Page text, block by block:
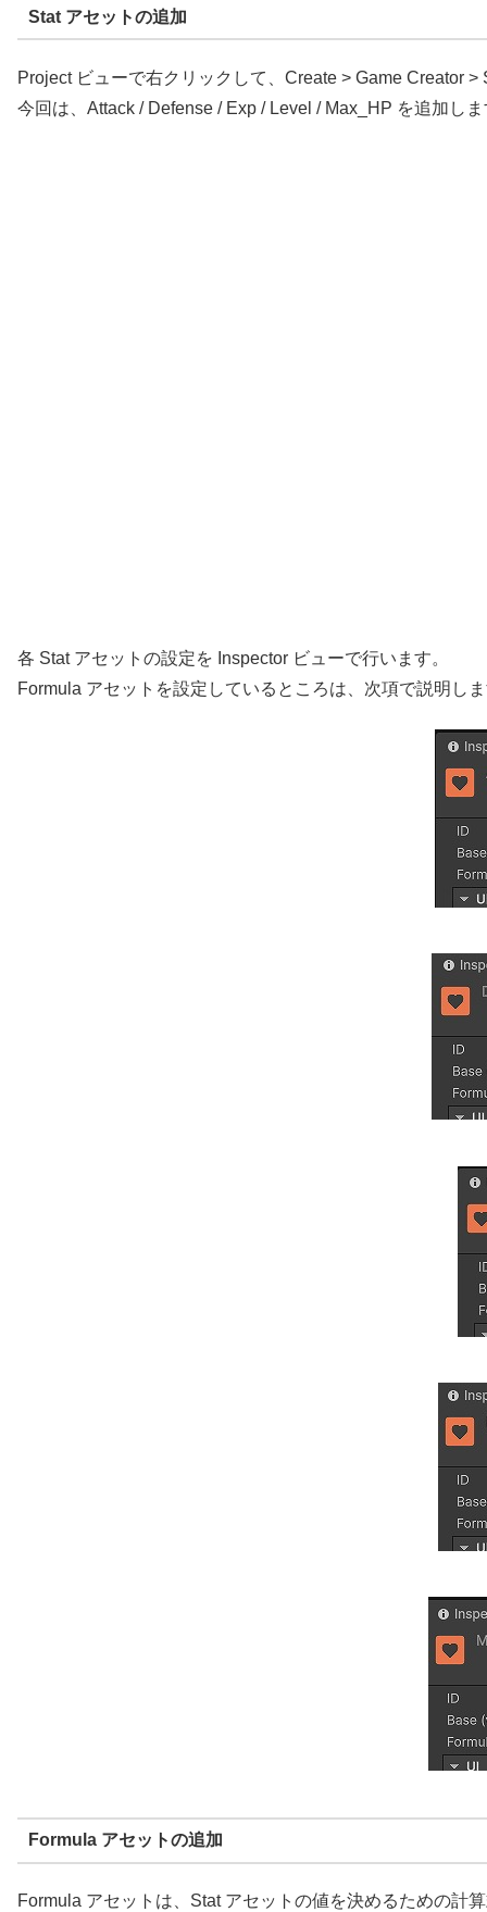
Stat アセットの追加
Project ビューで右クリックして、Create > Game Creator >
今回は、Attack / Defense / Exp / Level / Max_HP を追加し
各 Stat アセットの設定を Inspector ビューで行います。
Formula アセットを設定しているところは、次項で説明し
Formula アセットの追加
Formula アセットは、Stat アセットの値を決めるための計